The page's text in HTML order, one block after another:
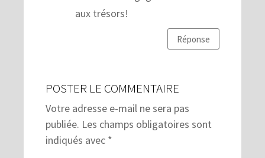
aux trésors!
Réponse
POSTER LE COMMENTAIRE
Votre adresse e-mail ne sera pas
publiée. Les champs obligatoires sont
indiqués avec *